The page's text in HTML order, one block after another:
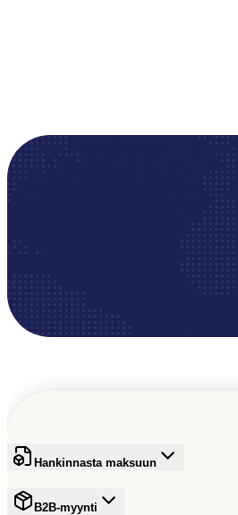
Hankinnasta maksuun
B2B-myynti